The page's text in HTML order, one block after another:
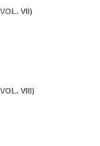
VII)
VIII)